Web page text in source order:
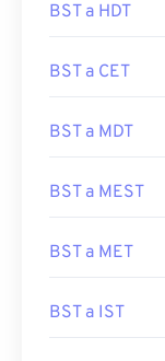
BST a HDT
BST a CET
BST a MDT
BST a MEST
BST a MET
BST a IST